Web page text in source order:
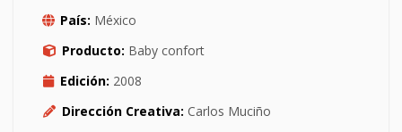
País: México
Producto: Baby confort
Edición: 2008
Dirección Creativa: Carlos Muciño